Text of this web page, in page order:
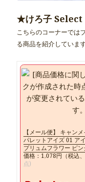
★けろ子
こちらのコーナーでは
る商品を紹介していま
【メール便】 キャン
パレットアイズ 01 ア
プリュムフラワー ピ
価格：1,078円（税込
点)